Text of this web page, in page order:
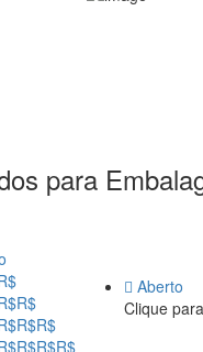
para
Aberto
Clique